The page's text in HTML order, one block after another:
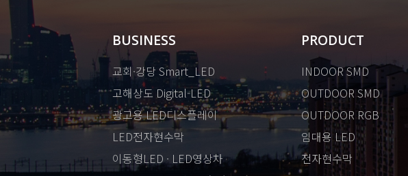
BUSINESS
교회·강당 Smart_LED
고해상도 Digital-LED
광고용 LED디스플레이
LED전자현수막
이동형LED · LED영상차
PRODUCT
INDOOR SMD
OUTDOOR SMD
OUTDOOR RGB
임대용 LED
전자현수막